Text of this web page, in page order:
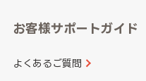
愛知県
和歌山県
山口県
香川県
長崎県
大分県
お客様サポートガイド
よくあるご質問